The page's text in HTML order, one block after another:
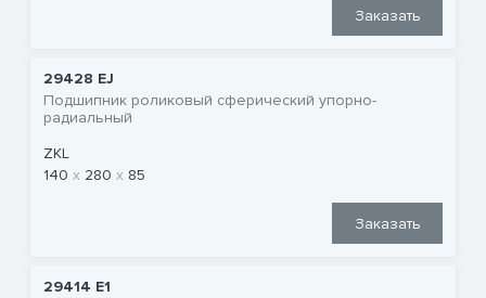
Заказать
29428 EJ
Подшипник роликовый сферический упорно-
радиальный
ZKL
140
280 85
Заказать
29414 E1